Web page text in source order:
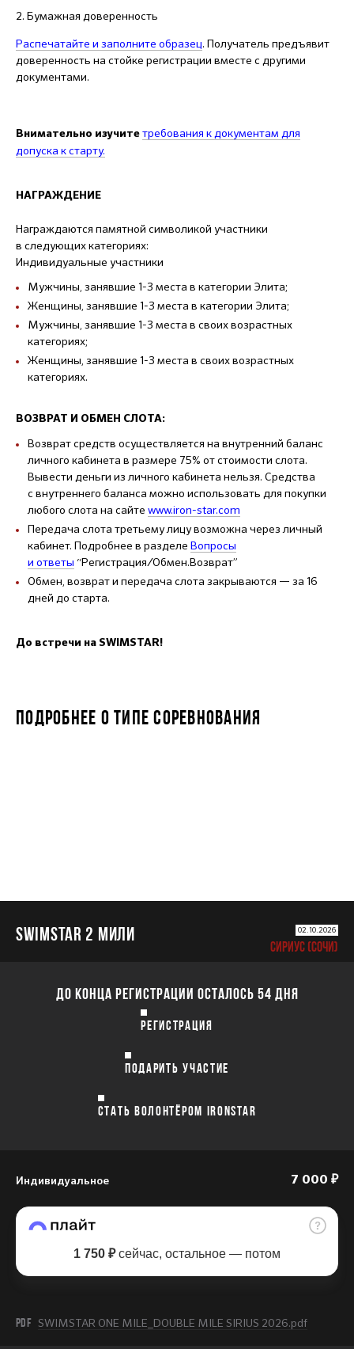
2. Бумажная доверенность
Распечатайте и заполните образец. Получатель предъявит
доверенность на стойке регистрации вместе с другими
документами.
Внимательно изучите требования к документам для
допуска к старту.
НАГРАЖДЕНИЕ
Награждаются памятной символикой участники
в следующих категориях:
Индивидуальные участники
Мужчины, занявшие 1-3 места в категории Элита;
Женщины, занявшие 1-3 места в категории Элита;
Мужчины, занявшие 1-3 места в своих возрастных
категориях;
Женщины, занявшие 1-3 места в своих возрастных
категориях.
ВОЗВРАТ И ОБМЕН СЛОТА:
Возврат средств осуществляется на внутренний баланс
личного кабинета в размере 75% от стоимости слота.
Вывести деньги из личного кабинета нельзя. Средства
с внутреннего баланса можно использовать для покупки
любого слота на сайте www.iron-star.com
Передача слота третьему лицу возможна через личный
кабинет. Подробнее в разделе Вопросы
и ответы “Регистрация/Обмен.Возврат”
Обмен, возврат и передача слота закрываются — за 16
дней до старта.
До встречи на SWIMSTAR!
ПОДРОБНЕЕ О ТИПЕ СОРЕВНОВАНИЯ
SWIMSTAR 2 МИЛИ 02.10.2026
СИРИУС (СОЧИ)
ДО КОНЦА РЕГИСТРАЦИИ ОСТАЛОСЬ 54 ДНЯ
РЕГИСТРАЦИЯ
ПОДАРИТЬ УЧАСТИЕ
СТАТЬ ВОЛОНТЁРОМ IRONSTAR
Индивидуальное 7 000 ₽
1 750 ₽сейчас, остальное — потом
PDF SWIMSTAR ONE MILE_DOUBLE MILE SIRIUS 2026.pdf